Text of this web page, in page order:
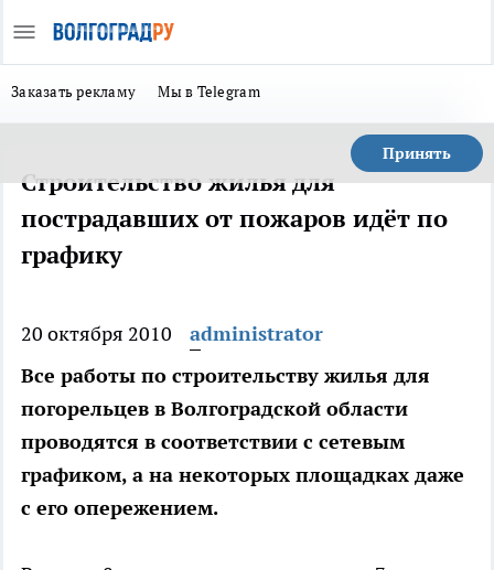
Заказать рекламу Мы в Telegram
Принять
Строительство жилья для
пострадавших от пожаров идёт по
графику
20 октября 2010
administrator
Все работы по строительству жилья для
погорельцев в Волгоградской области
проводятся в соответствии с сетевым
графиком, а на некоторых площадках даже
с его опережением.